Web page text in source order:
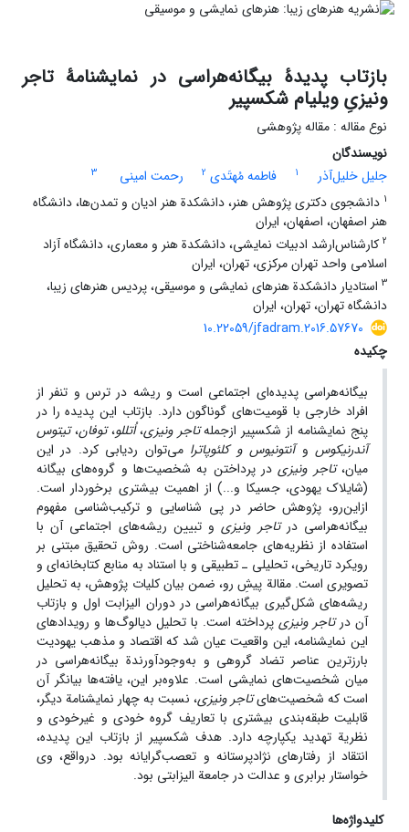
بازتاب پدیدۀ بیگانه‌هراسی در نمایشنامۀ تاجر
ونیزیِ ویلیام شکسپیر
نوع مقاله : مقاله پژوهشی
نویسندگان
جلیل خلیل‌آذر
1 فاطمه مُهتَدی 2 رحمت امینی
3
1 دانشجوی دکتری پژوهش هنر، دانشکدة هنر ادیان و تمدن‌ها، دانشگاه
هنر اصفهان، اصفهان، ایران
2 کارشناس‌ارشد ادبیات نمایشی، دانشکدة هنر و معماری، دانشگاه آزاد
اسلامی واحد تهران مرکزی، تهران، ایران
3 استادیار دانشکدة هنرهای نمایشی و موسیقی، پردیس هنرهای زیبا،
دانشگاه تهران، تهران، ایران
10.22059/jfadram.2016.57670
چکیده
بیگانه‌هراسی پدیده‌ای اجتماعی است و ریشه در ترس و تنفر از
افراد خارجی با قومیت‌های گوناگون دارد. بازتاب این پدیده را در
پنج نمایشنامه از شکسپیر ازجملهتاجر ونیزی،اُتللو،توفان،تیتوس
آندرنیکوس وآنتونیوس و کلئوپاترا می‌توان ردیابی کرد. در این
میان،تاجر ونیزیدر پرداختن به شخصیت‌ها و گروه‌های بیگانه
(شایلاک یهودی، جسیکا و...) از اهمیت بیشتری برخوردار است.
ازاین‌رو، پژوهش حاضر در پی شناسایی و ترکیب‌شناسی مفهوم
بیگانه‌هراسی درتاجر ونیزیو تبیین ریشه‌های اجتماعی آن با
استفاده از نظریه‌های جامعه‌شناختی است. روش تحقیق مبتنی بر
رویکرد تاریخی، تحلیلی ـ تطبیقی و با استناد به منابع کتابخانه‌ای و
تصویری است. مقالة پیشِ رو، ضمن بیان کلیات پژوهش، به تحلیل
ریشه‌های شکل‌گیری بیگانه‌هراسی در دوران الیزابت اول و بازتاب
آن درتاجر ونیزی پرداخته است. با تحلیل دیالوگ‌ها و رویدادهای
این نمایشنامه، این واقعیت عیان شد که اقتصاد و مذهب یهودیت
بارزترین عناصر تضاد گروهی و به‌وجودآورندة بیگانه‌هراسی در
میان شخصیت‌های نمایشی است. علاوه‌بر این، یافته‌ها بیانگر آن‌
است که شخصیت‌هایتاجر ونیزی، نسبت به چهار نمایشنامة دیگر،
قابلیت طبقه‌بندی بیشتری با تعاریف گروه خودی و غیرخودی و
نظریة تهدید یکپارچه دارد. هدف شکسپیر از بازتاب این پدیده،
انتقاد از رفتارهای نژادپرستانه و تعصب‌گرایانه بود. درواقع، وی
خواستار برابری و عدالت در جامعة الیزابتی بود.
کلیدواژه‌ها